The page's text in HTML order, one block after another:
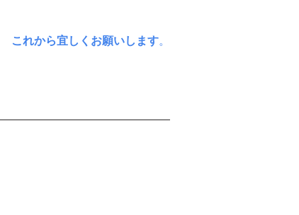
これから宜しくお願いします。